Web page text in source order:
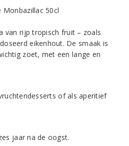
van rijp tropisch fruit – zoals
eikenhout. De smaak is
zoet, met een lange en
of als aperitief
jaar na de oogst.